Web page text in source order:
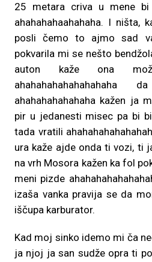
25 metara criva u mene
ahahahahaahahaha. I ništa,
posli čemo to ajmo sad
pokvarila mi se nešto
auton kaže ona
ahahahahahahaha kažen ja
pir u jedanesti misec pa bi
tada vratili
ura kaže ajde onda ti vozi, ti
na vrh Mosora kažen ka fol
meni pizde
izaša vanka pravija se da
iščupa karburator.
Kad moj sinko idemo mi ča
ja njoj ja san sudže opra ti